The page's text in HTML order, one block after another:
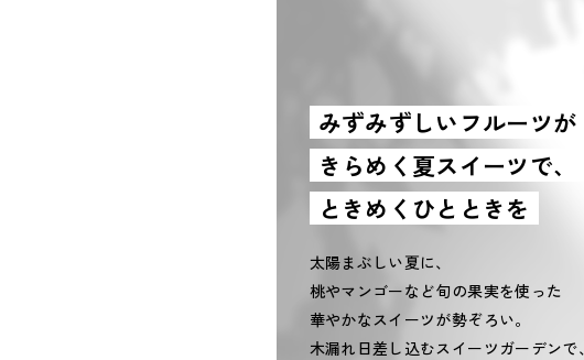
みずみずしいフルーツが
きらめく夏スイーツで、
ときめくひとときを
太陽まぶしい夏に、
桃やマンゴーなど旬の果実を使った
華やかなスイーツが勢ぞろい。
木漏れ日差し込むスイーツガーデンで、